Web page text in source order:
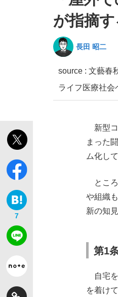
「敗因分
「目標
キングの
the Style
が指摘す
長田 昭二
source : 文藝春
ライフ 医療社会
7
新型コ
まった
ム化し
ところ
や組織
新の知
第1
自宅を
を着け